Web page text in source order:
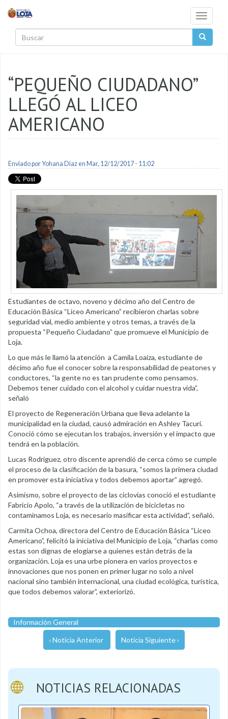
Toggle
“PEQUEÑO CIUDADANO”
LLEGÓ AL LICEO
AMERICANO
Enviado porYohana Diazen Mar, 12/12/2017 - 11:02
Estudiantes de octavo, noveno y décimo año del Centro de
Educación Básica “Liceo Americano” recibieron charlas sobre
seguridad vial, medio ambiente y otros temas, a través de la
propuesta “Pequeño Ciudadano” que promueve el Municipio de
Loja.
Lo que más le llamó la atención a Camila Loaiza, estudiante de
décimo año fue el conocer sobre la responsabilidad de peatones y
conductores, “la gente no es tan prudente como pensamos.
Debemos tener cuidado con el alcohol y cuidar nuestra vida”,
señaló
El proyecto de Regeneración Urbana que lleva adelante la
municipalidad en la ciudad, causó admiración en Ashley Tacuri.
Conoció cómo se ejecutan los trabajos, inversión y el impacto que
tendrá en la población.
Lucas Rodríguez, otro discente aprendió de cerca cómo se cumple
el proceso de la clasificación de la basura, “somos la primera ciudad
en promover esta iniciativa y todos debemos aportar” agregó.
Asimismo, sobre el proyecto de las ciclovías conoció el estudiante
Fabricio Apolo, “a través de la utilización de bicicletas no
contaminamos Loja, es necesario masificar esta actividad”, señaló.
Carmita Ochoa, directora del Centro de Educación Básica “Liceo
Americano”, felicitó la iniciativa del Municipio de Loja, “charlas como
estas son dignas de elogiarse a quienes están detrás de la
organización. Loja es una urbe pionera en varios proyectos e
innovaciones que nos ponen en primer lugar no solo a nivel
nacional sino también internacional, una ciudad ecológica, turística,
que todos debemos valorar”, exteriorizó.
Información General
‹ Noticia Anterior Noticia Siguiente ›
NOTICIAS RELACIONADAS